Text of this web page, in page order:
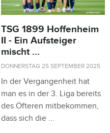
TSG 1899 Hoffenheim
II - Ein Aufsteiger
mischt ...
DONNERSTAG 25 SEPTEMBER 2025
In der Vergangenheit hat
man es in der 3. Liga bereits
des Öfteren mitbekommen,
dass sich die ...